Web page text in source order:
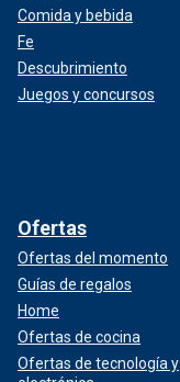
Comida y bebida
Fe
Descubrimiento
Juegos y concursos
Ofertas
Ofertas del momento
Guías de regalos
Home
Ofertas de cocina
Ofertas de tecnología y